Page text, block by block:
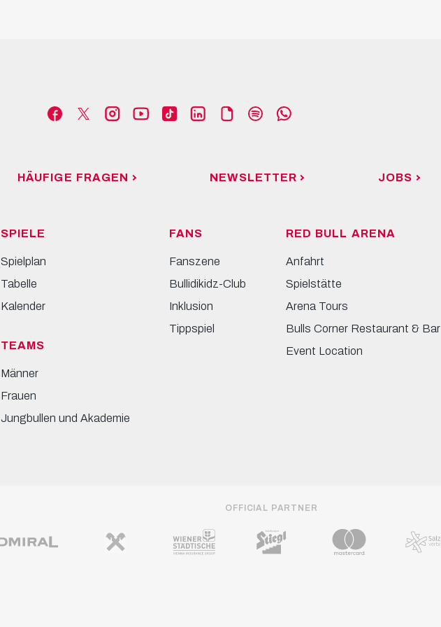
HÄUFIGE FRAGEN NEWSLETTER JOBS
SPIELE
Spielplan
Tabelle
Kalender
TEAMS
Männer
Frauen
Jungbullen und Akademie
FANS
Fanszene
Bullidikidz-Club
Inklusion
Tippspiel
RED BULL ARENA
Anfahrt
Spielstätte
Arena Tours
Bulls Corner Restaurant & Bar
Event Location
OFFICIAL PARTNER